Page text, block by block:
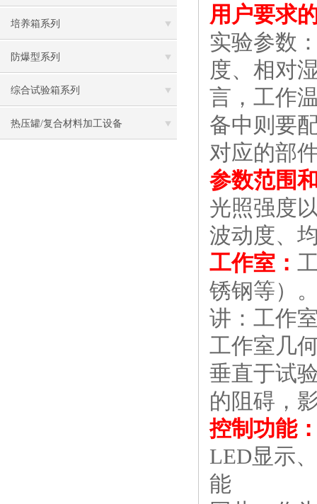
培养箱系列
防爆型系列
综合试验箱系列
热压罐/复合材料加工设备
用户要求
实验参数
度、相对
言，工作
备中则要
对应的部
参数范围
光照强度
波动度、
工作室：
锈钢等）
讲：工作
工作室几
垂直于试
的阻碍，
控制功能
LED显示
能